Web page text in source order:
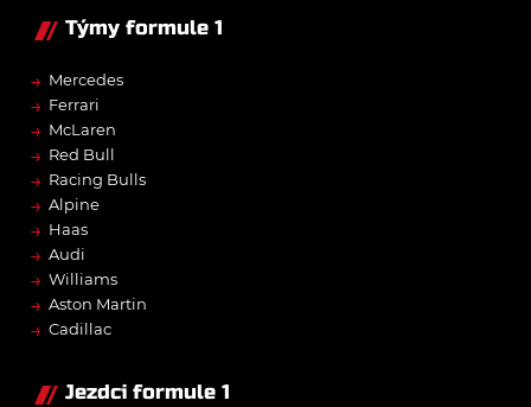
Týmy formule 1
→ Mercedes
→ Ferrari
→ McLaren
→ Red Bull
→ Racing Bulls
→ Alpine
→ Haas
→ Audi
→ Williams
→ Aston Martin
→ Cadillac
Jezdci formule 1